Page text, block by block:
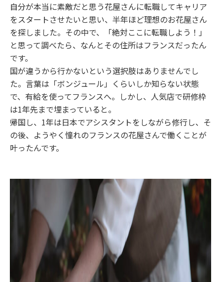
自分が本当に素敵だと思う花屋さんに転職してキャリア
をスタートさせたいと思い、半年ほど理想のお花屋さん
を探しました。その中で、「絶対ここに転職しよう！」
と思って調べたら、なんとその住所はフランスだったん
です。
国が違うから行かないという選択肢はありませんでし
た。言葉は「ボンジュール」くらいしか知らない状態
で、有給を使ってフランスへ。しかし、人気店で研修枠
は1年先まで埋まっていると。
帰国し、1年は日本でアシスタントをしながら修行し、そ
の後、ようやく憧れのフランスの花屋さんで働くことが
叶ったんです。